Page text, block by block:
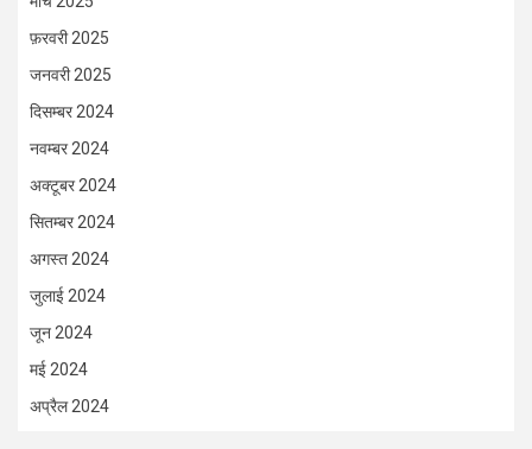
फ़रवरी 2025
जनवरी 2025
दिसम्बर 2024
नवम्बर 2024
अक्टूबर 2024
सितम्बर 2024
अगस्त 2024
जुलाई 2024
जून 2024
मई 2024
अप्रैल 2024